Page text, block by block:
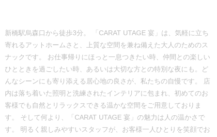
新橋駅烏森口から徒歩3分。 「CARAT UTAGE 宴」は、気軽に立ち
寄れるアットホームさと、上質な空間を兼ね備えた大人のためのス
ナックです。 お仕事帰りにほっと一息つきたい時、仲間との楽しい
ひとときを過ごしたい時、あるいは大切な方との特別な夜にも。ど
んなシーンにも寄り添える居心地の良さが、私たちの自慢です。 店
内は落ち着いた照明と洗練されたインテリアに包まれ、初めてのお
客様でも自然とリラックスできる温かな空間をご用意しておりま
す。 そして何より、「CARAT UTAGE 宴」の魅力は人の温かさで
す。 明るく親しみやすいスタッフが、お客様一人ひとりを笑顔でお